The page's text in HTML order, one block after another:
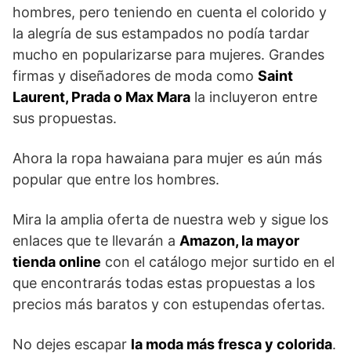
hombres, pero teniendo en cuenta el colorido y
la alegría de sus estampados no podía tardar
mucho en popularizarse para mujeres. Grandes
firmas y diseñadores de moda como Saint
Laurent, Prada o Max Mara la incluyeron entre
sus propuestas.
Ahora la ropa hawaiana para mujer es aún más
popular que entre los hombres.
Mira la amplia oferta de nuestra web y sigue los
enlaces que te llevarán a Amazon, la mayor
tienda online con el catálogo mejor surtido en el
que encontrarás todas estas propuestas a los
precios más baratos y con estupendas ofertas.
No dejes escapar la moda más fresca y colorida.